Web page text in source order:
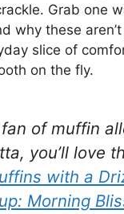
Grab one
why these
slice of
on the fly.
fan of muffin
you’ll love
with a
Morning